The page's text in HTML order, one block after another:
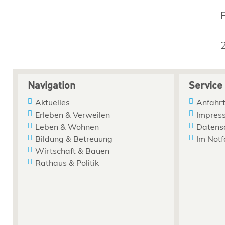
Navigation
Aktuelles
Erleben & Verweilen
Leben & Wohnen
Bildung & Betreuung
Wirtschaft & Bauen
Rathaus & Politik
Service
Im